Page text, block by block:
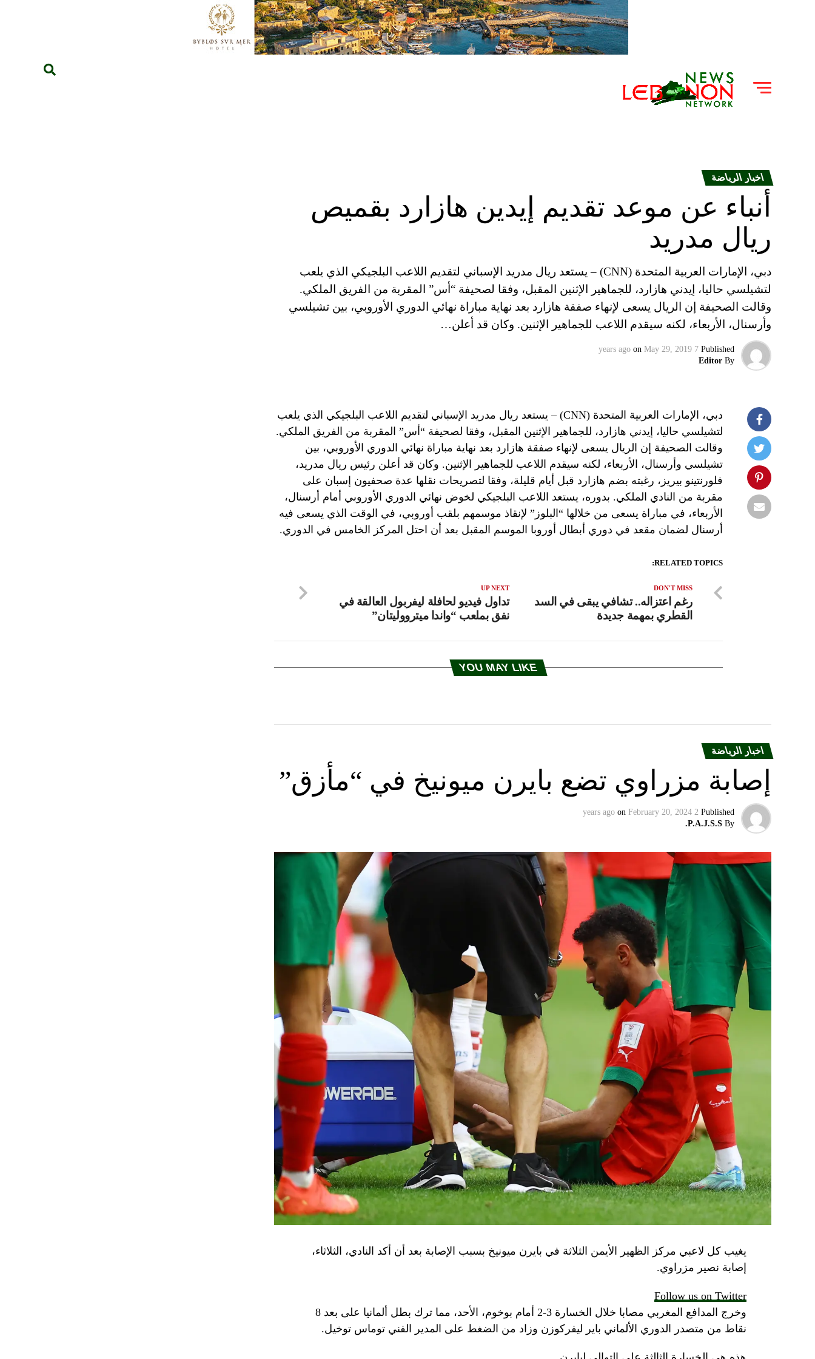
اخبار الرياضة
أنباء عن موعد تقديم إيدين هازارد بقميص
ريال مدريد
دبي، الإمارات العربية المتحدة (CNN) – يستعد ريال مدريد الإسباني لتقديم اللاعب البلجيكي الذي يلعب
لتشيلسي حاليا، إيدني هازارد، للجماهير الإثنين المقبل، وفقا لصحيفة “أس” المقربة من الفريق الملكي.
وقالت الصحيفة إن الريال يسعى لإنهاء صفقة هازارد بعد نهاية مباراة نهائي الدوري الأوروبي، بين تشيلسي
وأرسنال، الأربعاء، لكنه سيقدم اللاعب للجماهير الإثنين. وكان قد أعلن…
Published
7 years ago
on May 29, 2019
By
Editor
دبي، الإمارات العربية المتحدة (CNN) – يستعد ريال مدريد الإسباني لتقديم اللاعب البلجيكي الذي يلعب
لتشيلسي حاليا، إيدني هازارد، للجماهير الإثنين المقبل، وفقا لصحيفة “أس” المقربة من الفريق الملكي.
وقالت الصحيفة إن الريال يسعى لإنهاء صفقة هازارد بعد نهاية مباراة نهائي الدوري الأوروبي، بين
تشيلسي وأرسنال، الأربعاء، لكنه سيقدم اللاعب للجماهير الإثنين. وكان قد أعلن رئيس ريال مدريد،
فلورنتينو بيريز، رغبته بضم هازارد قبل أيام قليلة، وفقا لتصريحات نقلها عدة صحفيون إسبان على
مقربة من النادي الملكي. بدوره، يستعد اللاعب البلجيكي لخوض نهائي الدوري الأوروبي أمام أرسنال،
الأربعاء، في مباراة يسعى من خلالها “البلوز” لإنقاذ موسمهم بلقب أوروبي، في الوقت الذي يسعى فيه
أرسنال لضمان مقعد في دوري أبطال أوروبا الموسم المقبل بعد أن احتل المركز الخامس في الدوري.
RELATED TOPICS:
UP NEXT
تداول فيديو لحافلة ليفربول العالقة في
نفق بملعب “واندا ميترووليتان”
DON'T MISS
رغم اعتزاله.. تشافي يبقى في السد
القطري بمهمة جديدة
YOU MAY LIKE
اخبار الرياضة
إصابة مزراوي تضع بايرن ميونيخ في “مأزق”
Published
2 years ago
on February 20, 2024
By
P.A.J.S.S.
يغيب كل لاعبي مركز الظهير الأيمن الثلاثة في بايرن ميونيخ بسبب الإصابة بعد أن أكد النادي، الثلاثاء،
إصابة نصير مزراوي.
Follow us on Twitter
وخرج المدافع المغربي مصابا خلال الخسارة 3-2 أمام بوخوم، الأحد، مما ترك بطل ألمانيا على بعد 8
نقاط من متصدر الدوري الألماني باير ليفركوزن وزاد من الضغط على المدير الفني توماس توخيل.